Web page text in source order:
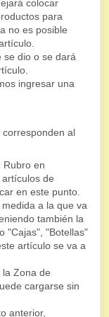
colocar
para
no es posible
se dio o se dará
ingresar una
corresponden al
Rubro en
de
en este punto.
a la que va
también la
"Cajas", "Botellas"
artículo se va a
la Zona de
cargarse sin
anterior,